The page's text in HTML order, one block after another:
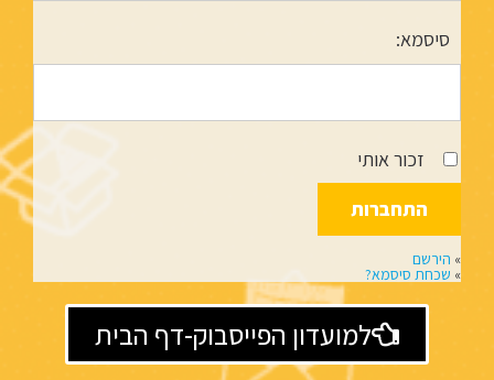
סיסמא:
זכור אותי
» הירשם
» שכחת סיסמא?
למועדון הפייסבוק-דף הבית